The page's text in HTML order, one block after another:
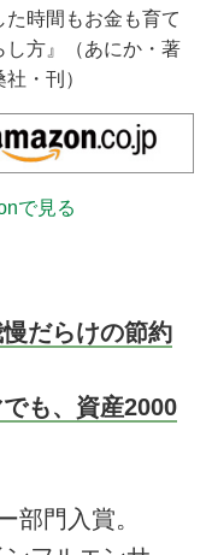
た時間もお金も育て
し方』（あにか・著
社・刊）
で見る
だらけの節約
も、資産2000
部門入賞。